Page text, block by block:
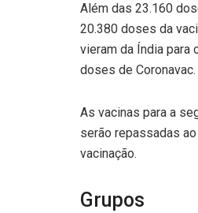
Além das 23.160
20.380 doses da
vieram da Índia para
doses de Coronavac.
As vacinas para a
serão repassadas
vacinação.
Grupos